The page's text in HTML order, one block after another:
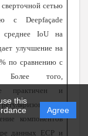
this
Agree
сетью
с Deepfaçade
среднее IoU на
улучшение на
по сравнению с
Более того,
практичен и
компонентов
данных ECP и